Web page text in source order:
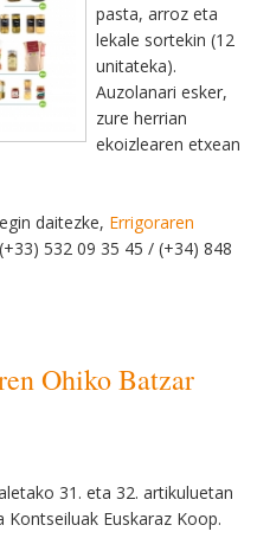
pasta, arroz eta
lekale sortekin (12
unitateka).
Auzolanari esker,
zure herrian
ekoizlearen etxean
daitezke, Errigoraren
532 09 35 45 / (+34) 848
Ohiko Batzar
31. eta 32. artikuluetan
Euskaraz Koop.